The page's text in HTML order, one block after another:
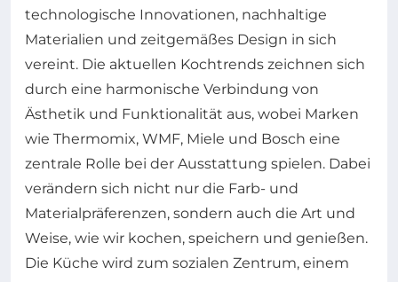
technologische Innovationen, nachhaltige
Materialien und zeitgemäßes Design in sich
vereint. Die aktuellen Kochtrends zeichnen sich
durch eine harmonische Verbindung von
Ästhetik und Funktionalität aus, wobei Marken
wie Thermomix, WMF, Miele und Bosch eine
zentrale Rolle bei der Ausstattung spielen. Dabei
verändern sich nicht nur die Farb- und
Materialpräferenzen, sondern auch die Art und
Weise, wie wir kochen, speichern und genießen.
Die Küche wird zum sozialen Zentrum, einem